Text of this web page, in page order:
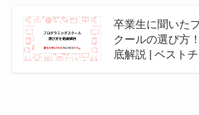
卒業生に聞いた
クールの選び方
底解説 | ベスト